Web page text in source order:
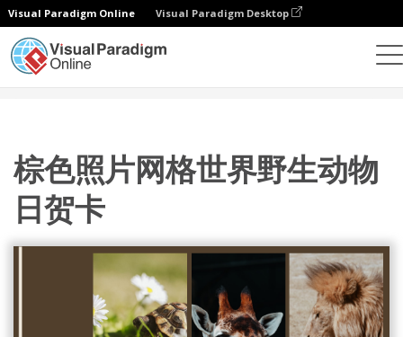
Visual Paradigm Online Visual Paradigm Desktop
棕色照片网格世界野生动物
日贺卡